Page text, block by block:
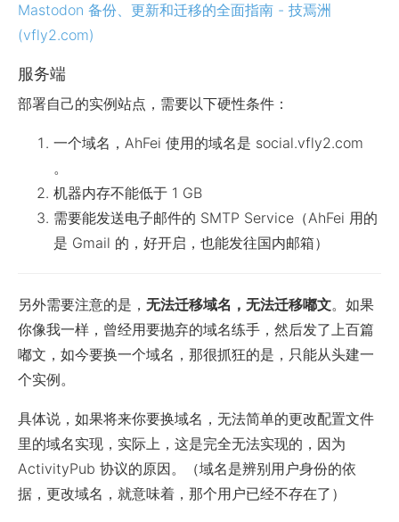
Mastodon 备份、更新和迁移的全面指南 - 技焉洲
(vfly2.com)
服务端
部署自己的实例站点，需要以下硬性条件：
一个域名，AhFei 使用的域名是 social.vfly2.com
。
机器内存不能低于 1 GB
需要能发送电子邮件的 SMTP Service（AhFei 用的
是 Gmail 的，好开启，也能发往国内邮箱）
另外需要注意的是， 无法迁移域名，无法迁移嘟文。如果
你像我一样，曾经用要抛弃的域名练手，然后发了上百篇
嘟文，如今要换一个域名，那很抓狂的是，只能从头建一
个实例。
具体说，如果将来你要换域名，无法简单的更改配置文件
里的域名实现，实际上，这是完全无法实现的，因为
ActivityPub 协议的原因。（域名是辨别用户身份的依
据，更改域名，就意味着，那个用户已经不存在了）